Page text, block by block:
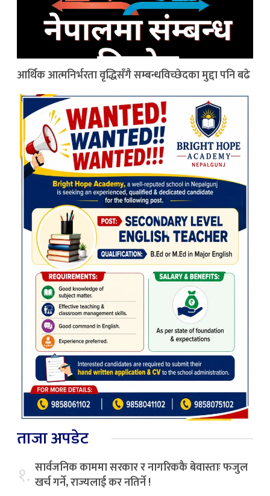
आर्थिक आत्मनिर्भरता वृद्धिसँगै सम्बन्धविच्छेदका मुद्दा पनि बढे
ताजा अपडेट
१. सार्वजनिक काममा सरकार र नागरिककै बेवास्ताः फजुल
खर्च गर्ने, राज्यलाई कर नतिर्ने !